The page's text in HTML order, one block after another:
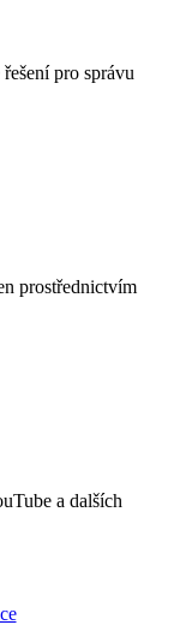
pro správu
prostřednictvím
a dalších